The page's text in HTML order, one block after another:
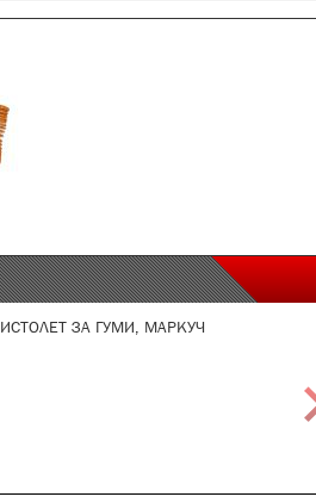
ЗА ГУМИ, МАРКУЧ